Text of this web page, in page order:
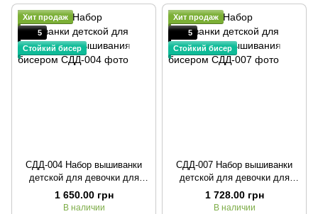
Хит продаж
5
Стойкий бисер
СДД-004 Набор вышиванки
детской для девочки для
вышивания бисером
1 650.00 грн
В наличии
Хит продаж
5
Стойкий бисер
СДД-007 Набор вышиванки
детской для девочки для
вышивания бисером
1 728.00 грн
В наличии